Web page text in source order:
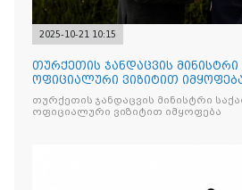
2025-10-21 10:15
თურქეთის ჯანდაცვის
ოფიციალური ვიზიტით
თურქეთის ჯანდაცვის მინისტრი
ოფიციალური ვიზიტით იმყოფება